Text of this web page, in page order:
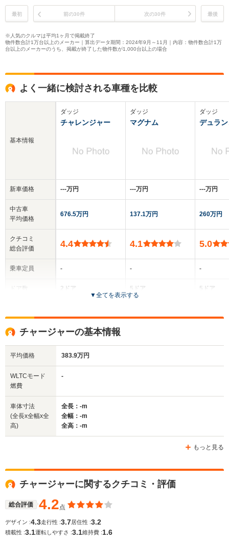
最初 前の30件 次の30件 最後
※人気のクルマは平均1ヶ月で掲載終了
物件数合計1万台以上のメーカー｜算出データ期間：2024年9月～11月｜内容：物件数合計1万
台以上のメーカーのうち、掲載が終了した物件数が1,000台以上の場合
よく一緒に検討される車種を比較
基本情報
新車価格
中古車
平均価格
クチコミ
総合評価
乗車定員
ドア数
サイズ
(全長x全幅x全高)
WLTCモード
燃費
排気量
ダッジ
チャレンジャー
‐‐‐万円
676.5万円
4.4
-
2ドア
全高
-
3500～6400cc
ダッジ
マグナム
‐‐‐万円
137.1万円
4.1
-
5ドア
全高
-
ダッジ
デュラ
‐‐‐万円
260万円
5.0
-
5ドア
▼全てを表示する
チャージャーの基本情報
平均価格 383.9万円
WLTCモード
燃費
-
車体寸法
(全長x全幅x全
高)
全長：-m
全幅：-m
全高：-m
もっと見る
チャージャーに関するクチコミ・評価
総合評価 4.2点
デザイン :4.3走行性 :3.7居住性 :3.2
積載性 :3.1運転しやすさ :3.1維持費 :1.6